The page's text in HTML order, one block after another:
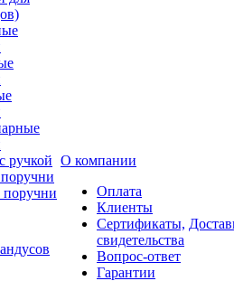
ручкой
поручни
О компании
Оплата
Клиенты
Сертификаты,
свидетельства
Вопрос-ответ
Гарантии